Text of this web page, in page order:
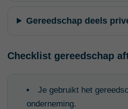
Gereedschap deels
Checklist gereedschap
Je gebruikt het
onderneming.